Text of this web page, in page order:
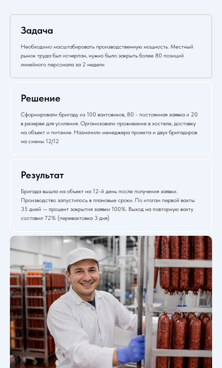
Задача
Необходимо масштабировать производственную мощность. Местный
рынок труда был исчерпан, нужно было закрыть более 80 позиций
линейного персонала за 2 недели
Решение
Сформировали бригаду из 100 вахтовиков, 80 - постоянная заявка и 20
в резерве для усиления. Организовали проживание в хостеле, доставку
на объект и питание. Назначили менеджера проекта и двух бригадиров
на смены 12/12
Результат
Бригада вышла на объект на 12-й день после получения заявки.
Производство запустилось в плановые сроки. По итогам первой вахты
35 дней — процент закрытия заявки 100%. Выход на повторную вахту
составил 72% (перевахтовка 3 дня)